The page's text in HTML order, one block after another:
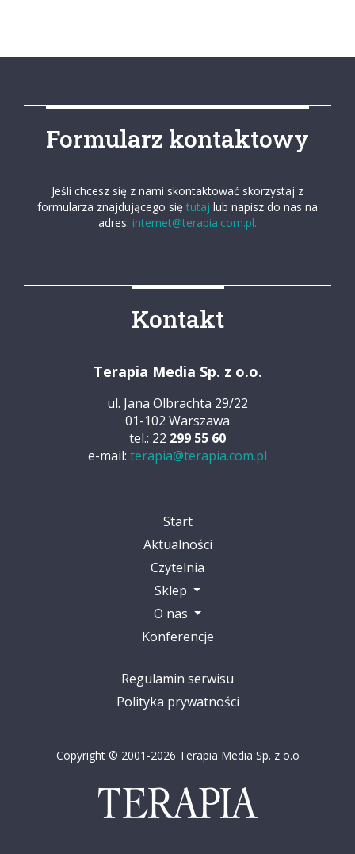
Formularz kontaktowy
Jeśli chcesz się z nami skontaktować skorzystaj z
formularza znajdującego się tutaj lub napisz do nas na
adres: internet@terapia.com.pl.
Kontakt
Terapia Media Sp. z o.o.
ul. Jana Olbrachta 29/22
01-102 Warszawa
tel.: 22 299 55 60
e-mail: terapia@terapia.com.pl
Start
Aktualności
Czytelnia
Sklep
O nas
Konferencje
Regulamin serwisu
Polityka prywatności
Copyright © 2001-2026 Terapia Media Sp. z o.o